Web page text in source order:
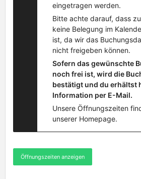
eingetragen werden.
Bitte achte darauf, dass
keine Belegung im
ist, da wir das
nicht freigeben können.
Sofern das gewünschte
noch frei ist, wird die
bestätigt und du erhältst
Information per E-Mail.
Unsere Öffnungszeiten
unserer Homepage.
Öffnungszeiten anzeigen